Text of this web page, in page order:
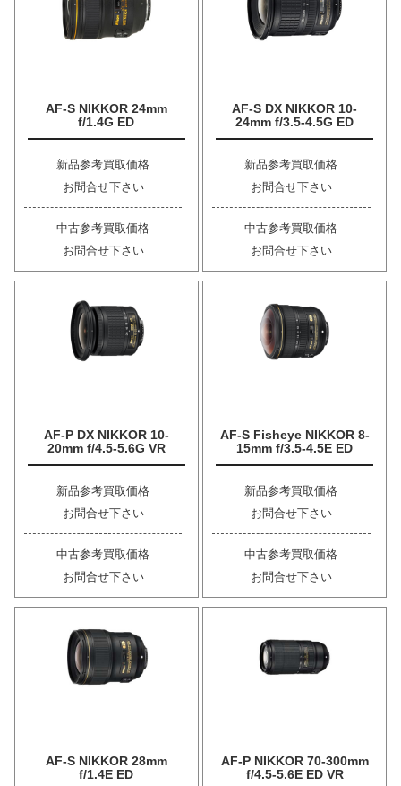
AF-S NIKKOR 24mm
f/1.4G ED
新品参考買取価格
お問合せ下さい
中古参考買取価格
お問合せ下さい
AF-S DX NIKKOR 10-
24mm f/3.5-4.5G ED
新品参考買取価格
お問合せ下さい
中古参考買取価格
お問合せ下さい
AF-P DX NIKKOR 10-
20mm f/4.5-5.6G VR
新品参考買取価格
お問合せ下さい
中古参考買取価格
お問合せ下さい
AF-S Fisheye NIKKOR 8-
15mm f/3.5-4.5E ED
新品参考買取価格
お問合せ下さい
中古参考買取価格
お問合せ下さい
AF-S NIKKOR 28mm
f/1.4E ED
AF-P NIKKOR 70-300mm
f/4.5-5.6E ED VR